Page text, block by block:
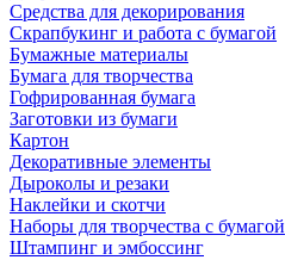
Средства для декорирования
Скрапбукинг и работа с бумагой
Бумажные материалы
Бумага для творчества
Гофрированная бумага
Заготовки из бумаги
Картон
Декоративные элементы
Дыроколы и резаки
Наклейки и скотчи
Наборы для творчества с бумагой
Штампинг и эмбоссинг